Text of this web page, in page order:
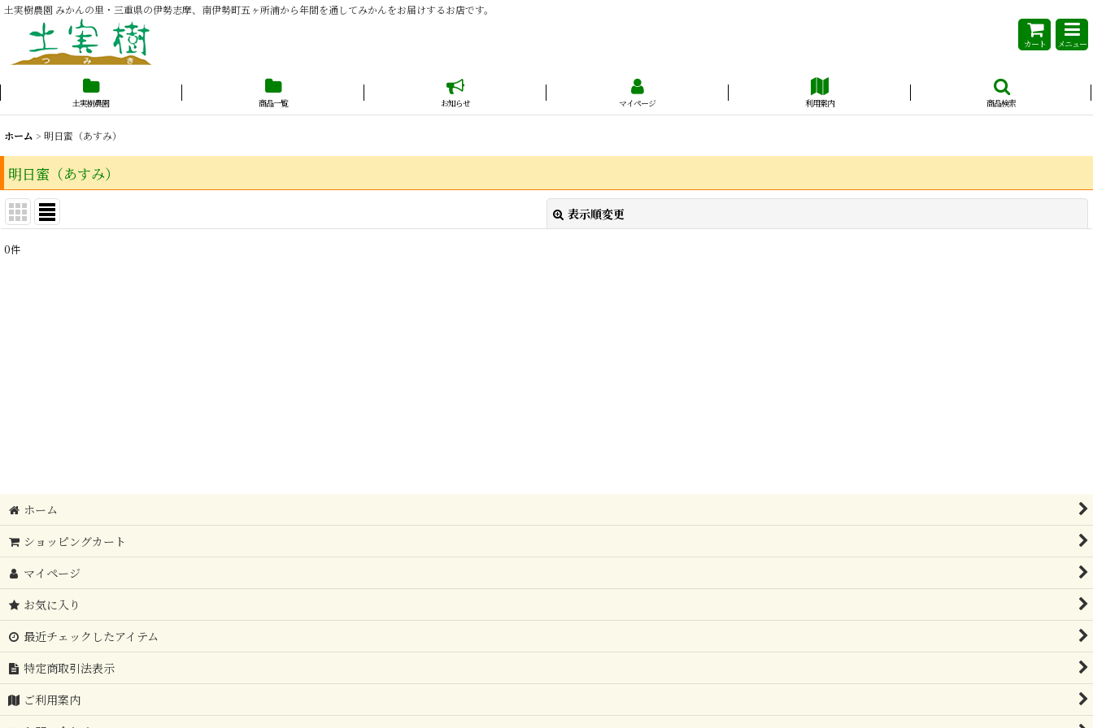
土実樹農園 みかんの里・三重県の伊勢志摩、南伊勢町五ヶ所浦から年間を通してみかんをお届けするお店です。
カート メニュー
土実樹農園 商品一覧 お知らせ マイページ 利用案内 商品検索
ホーム > 明日蜜（あすみ）
明日蜜（あすみ）
表示順変更
表示数
0件
ホーム
ショッピングカート
マイページ
お気に入り
最近チェックしたアイテム
特定商取引法表示
ご利用案内